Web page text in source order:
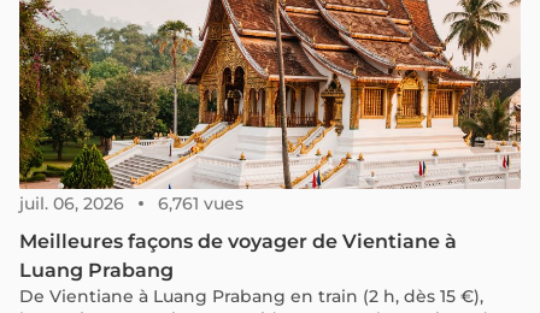
juil. 06, 2026 6,761 vues
Meilleures façons de voyager de Vientiane à
Luang Prabang
De Vientiane à Luang Prabang en train (2 h, dès 15 €),